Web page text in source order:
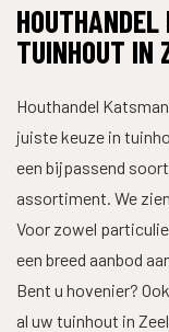
TUINHOUT IN
Houthandel
juiste keuze in
een bijpassend
assortiment. We
Voor zowel
een breed aanbod
Bent u hovenier?
al uw tuinhout in